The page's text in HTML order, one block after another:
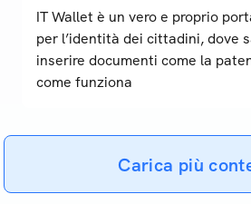
IT Wallet è un vero e proprio
per l’identità dei cittadini, dove
inserire documenti come la
come funziona
Carica più